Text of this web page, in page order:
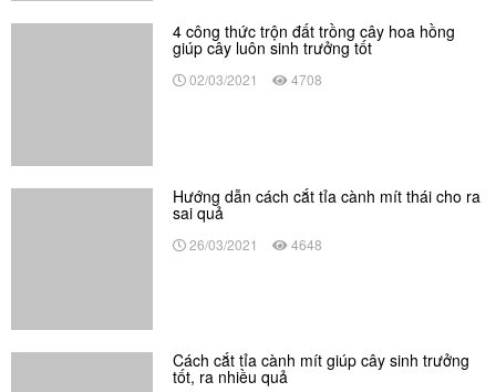
02/03/2021 4708
Cách cắt tỉa cành mít giúp cây sinh trưởng
Đặc điểm của máy khoan pin 18V và 36V